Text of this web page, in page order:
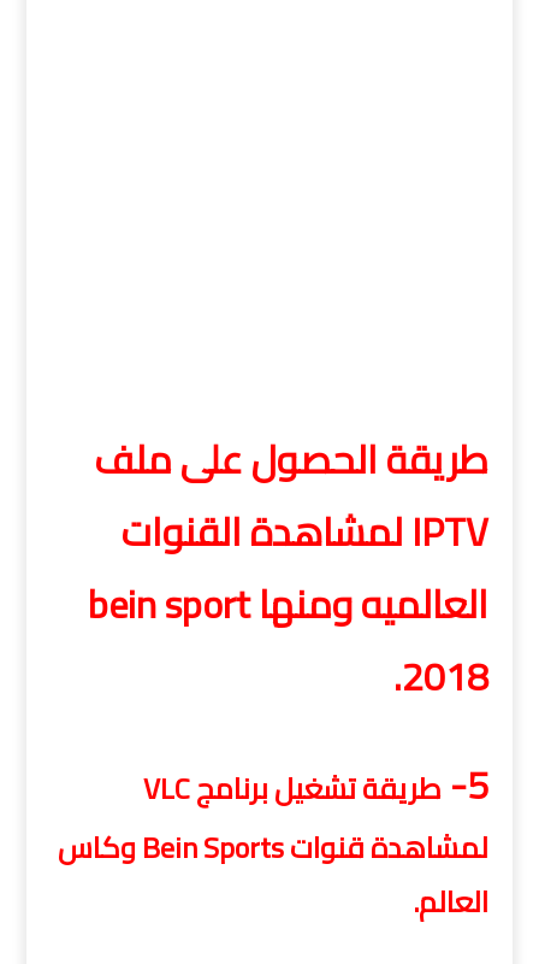
طريقة الحصول على ملف
IPTV لمشاهدة القنوات
العالميه ومنها bein sport
2018.
5-
طريقة تشغيل برنامج VLC
لمشاهدة قنوات Bein Sports وكاس
العالم.